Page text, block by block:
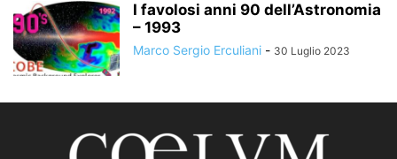
I favolosi anni 90 dell’Astronomia
– 1993
Marco Sergio Erculiani - 30 Luglio 2023